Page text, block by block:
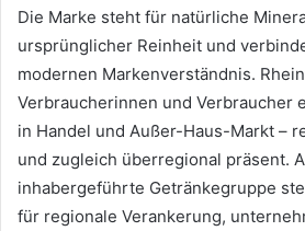
Die Marke steht für natürliche
ursprünglicher Reinheit und
modernen Markenverständnis.
Verbraucherinnen und Verbraucher
in Handel und Außer-Haus-Markt –
und zugleich überregional präsent.
inhabergeführte Getränkegruppe
für regionale Verankerung,